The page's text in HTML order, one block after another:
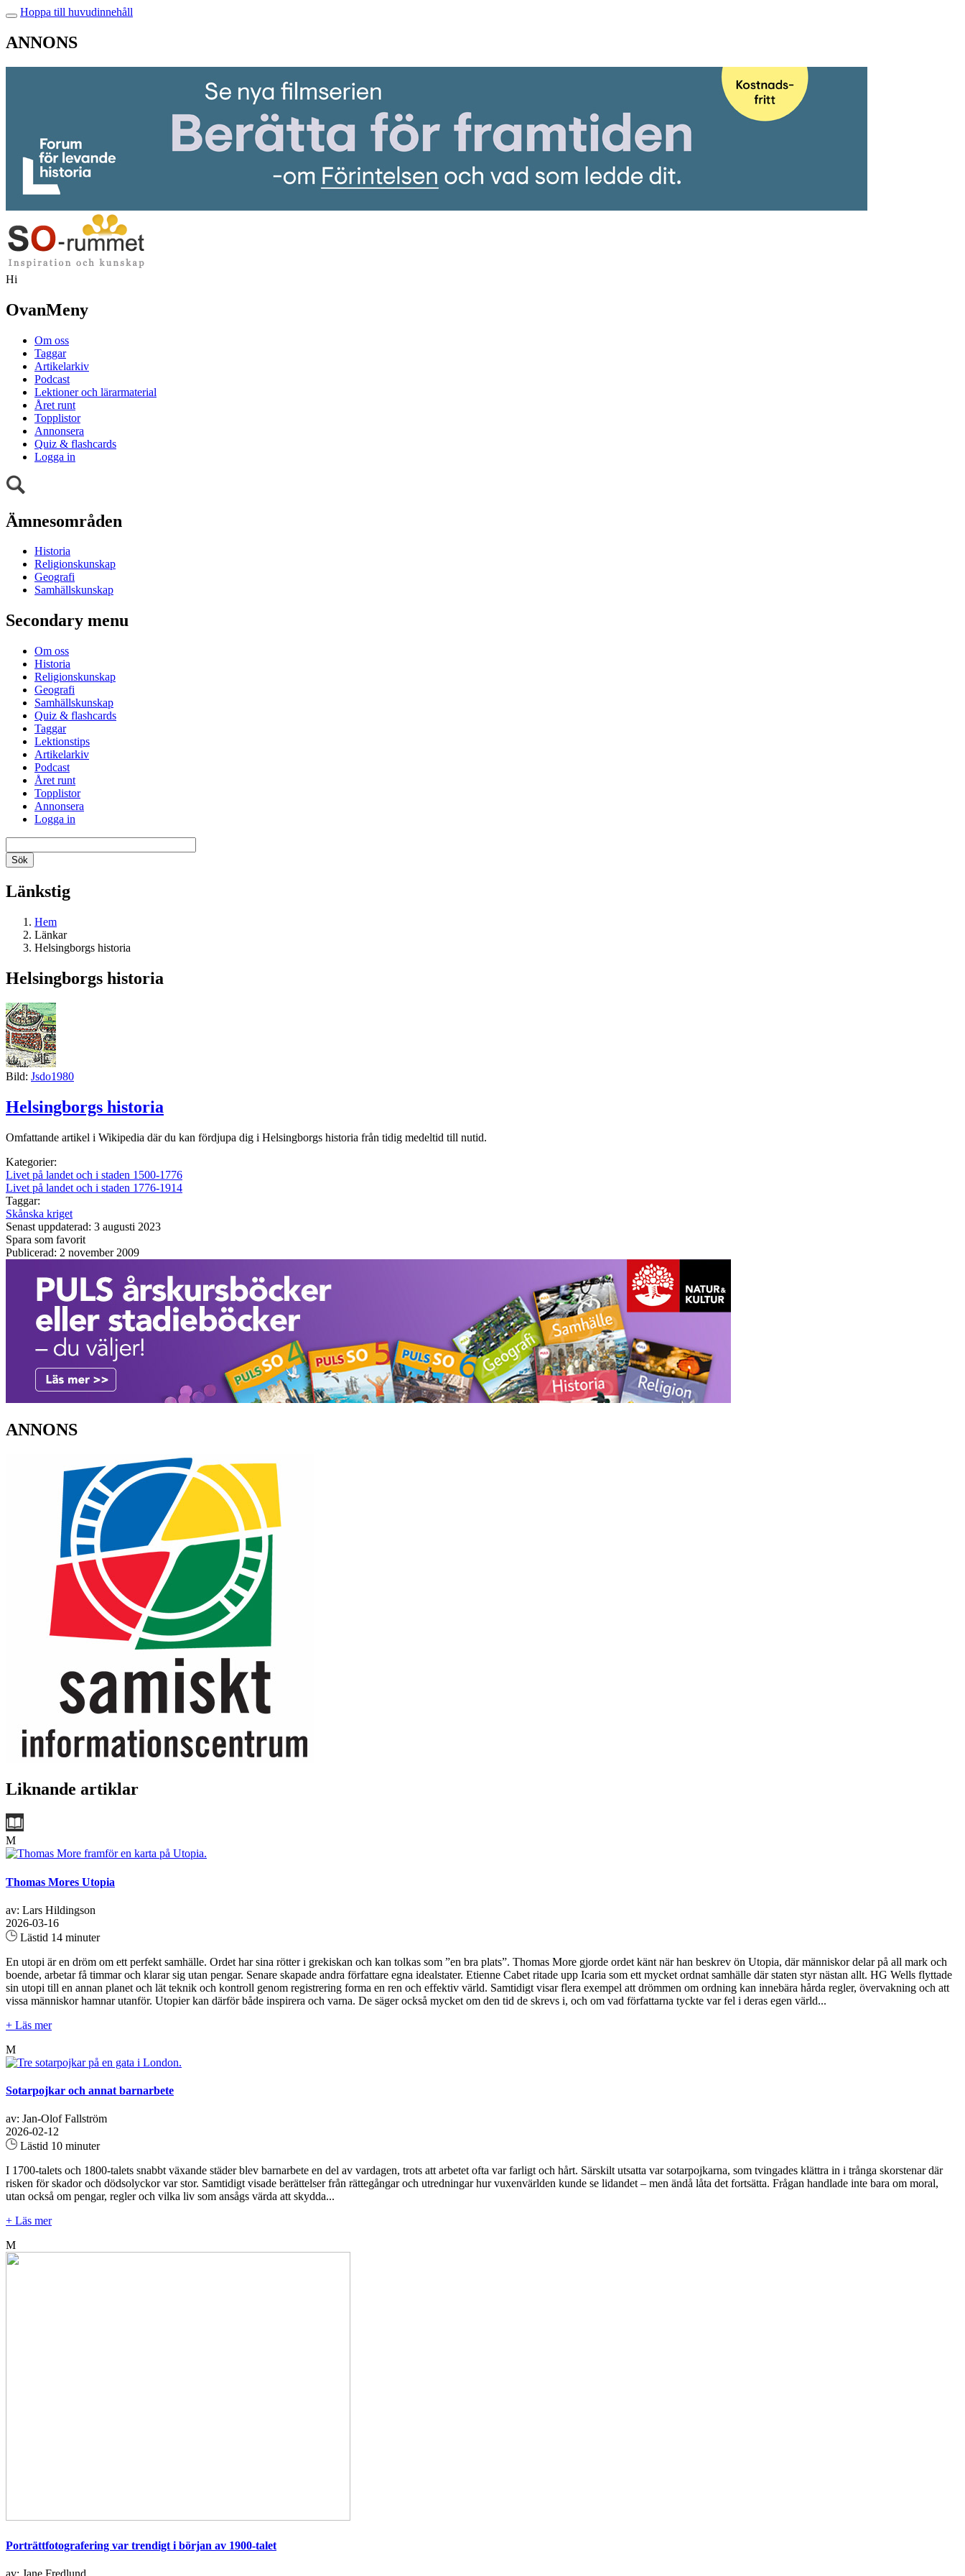
Hoppa till huvudinnehåll
ANNONS
Hi
OvanMeny
Om oss
Taggar
Artikelarkiv
Podcast
Lektioner och lärarmaterial
Året runt
Topplistor
Annonsera
Quiz & flashcards
Logga in
Ämnesområden
Historia
Religionskunskap
Geografi
Samhällskunskap
Secondary menu
Om oss
Historia
Religionskunskap
Geografi
Samhällskunskap
Quiz & flashcards
Taggar
Lektionstips
Artikelarkiv
Podcast
Året runt
Topplistor
Annonsera
Logga in
Länkstig
Hem
Länkar
Helsingborgs historia
Helsingborgs historia
Bild: Jsdo1980
Helsingborgs historia
Omfattande artikel i Wikipedia där du kan fördjupa dig i Helsingborgs historia från tidig medeltid till nutid.
Kategorier:
Livet på landet och i staden 1500-1776
Livet på landet och i staden 1776-1914
Taggar:
Skånska kriget
Senast uppdaterad: 3 augusti 2023
Spara som favorit
Publicerad: 2 november 2009
ANNONS
Liknande artiklar
M
Thomas Mores Utopia
av: Lars Hildingson
2026-03-16
Lästid 14 minuter
En utopi är en dröm om ett perfekt samhälle. Ordet har sina rötter i grekiskan och kan tolkas som ”en bra plats”. Thomas More gjorde ordet känt när han beskrev ön Utopia, där människor delar på all mark och
boende, arbetar få timmar och klarar sig utan pengar. Senare skapade andra författare egna idealstater. Etienne Cabet ritade upp Icaria som ett mycket ordnat samhälle där staten styr nästan allt. HG Wells flyttade
sin utopi till en annan planet och lät teknik och kontroll genom registrering forma en ren och effektiv värld. Samtidigt visar flera exempel att drömmen om ordning kan innebära hårda regler, övervakning och att
vissa människor hamnar utanför. Utopier kan därför både inspirera och varna. De säger också mycket om den tid de skrevs i, och om vad författarna tyckte var fel i deras egen värld...
+ Läs mer
M
Sotarpojkar och annat barnarbete
av: Jan-Olof Fallström
2026-02-12
Lästid 10 minuter
I 1700-talets och 1800-talets snabbt växande städer blev barnarbete en del av vardagen, trots att arbetet ofta var farligt och hårt. Särskilt utsatta var sotarpojkarna, som tvingades klättra in i trånga skorstenar där
risken för skador och dödsolyckor var stor. Samtidigt visade berättelser från rättegångar och utredningar hur vuxenvärlden kunde se lidandet – men ändå låta det fortsätta. Frågan handlade inte bara om moral,
utan också om pengar, regler och vilka liv som ansågs värda att skydda...
+ Läs mer
M
Porträttfotografering var trendigt i början av 1900-talet
av: Jane Fredlund